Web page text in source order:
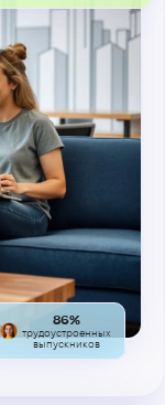
86%
трудоустроенных
выпускников